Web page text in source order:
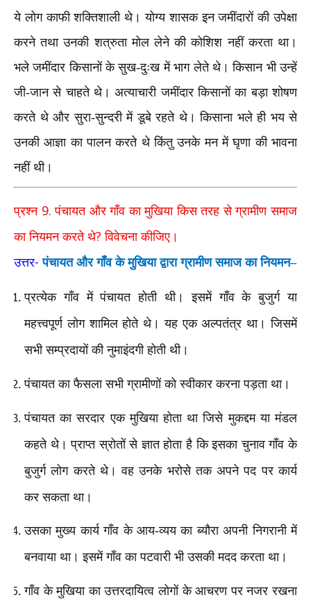
ये लोग काफी शक्तिशाली थे। योग्य शासक इन जमींदारों की उपेक्षा
करने तथा उनकी शत्रुता मोल लेने की कोशिश नहीं करता था।
भले जमींदार किसानों के सुख-दुःख में भाग लेते थे। किसान भी उन्हें
जी-जान से चाहते थे। अत्याचारी जमींदार किसानों का बड़ा शोषण
करते थे और सुरा-सुन्दरी में डूबे रहते थे। किसाना भले ही भय से
उनकी आज्ञा का पालन करते थे किंतु उनके मन में घृणा की भावना
नहीं थी।
प्रश्न 9.पंचायत और गाँव का मुखिया किस तरह से ग्रामीण समाज
का नियमन करते थे?विवेचना कीजिए।
उत्तर- पंचायत और गाँव के मुखिया द्वारा ग्रामीण समाज का नियमन–
प्रत्येक गाँव में पंचायत होती थी। इसमें गाँव के बुजुर्ग या
महत्त्वपूर्ण लोग शामिल होते थे। यह एक अल्पतंत्र था। जिसमें
सभी सम्प्रदायों की नुमाइंदगी होती थी।
पंचायत का फैसला सभी ग्रामीणों को स्वीकार करना पड़ता था।
पंचायत का सरदार एक मुखिया होता था जिसे मुकद्दम या मंडल
कहते थे। प्राप्त स्रोतों से ज्ञात होता है कि इसका चुनाव गाँव के
बुजुर्ग लोग करते थे। वह उनके भरोसे तक अपने पद पर कार्य
कर सकता था।
उसका मुख्य कार्य गाँव के आय-व्यय का ब्यौरा अपनी निगरानी में
बनवाया था। इसमें गाँव का पटवारी भी उसकी मदद करता था।
गाँव के मुखिया का उत्तरदायित्व लोगों के आचरण पर नजर रखना